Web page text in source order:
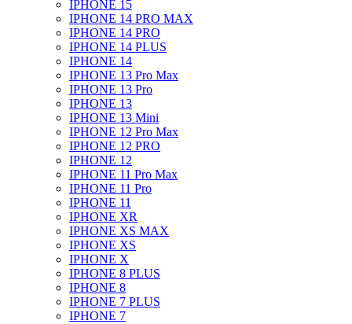
IPHONE 15
IPHONE 14 PRO MAX
IPHONE 14 PRO
IPHONE 14 PLUS
IPHONE 14
IPHONE 13 Pro Max
IPHONE 13 Pro
IPHONE 13
IPHONE 13 Mini
IPHONE 12 Pro Max
IPHONE 12 PRO
IPHONE 12
IPHONE 11 Pro Max
IPHONE 11 Pro
IPHONE 11
IPHONE XR
IPHONE XS MAX
IPHONE XS
IPHONE X
IPHONE 8 PLUS
IPHONE 8
IPHONE 7 PLUS
IPHONE 7